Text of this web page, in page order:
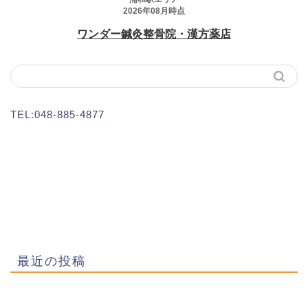
TEL:048-885-4877
最近の投稿